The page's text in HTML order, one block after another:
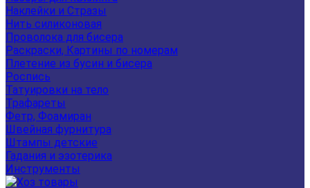
Наклейки и Стразы
Нить силиконовая
Проволока для бисера
Раскраски, Картины по номерам
Плетение из бусин и бисера
Роспись
Татуировки на тело
Трафареты
Фетр, Фоамиран
Швейная фурнитура
Штампы детские
Гадания и эзотерика
Инструменты